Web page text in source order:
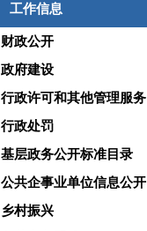
工作信息
财政公开
政府建设
行政许可和其他管理服务
行政处罚
基层政务公开标准目录
公共企事业单位信息公开
乡村振兴